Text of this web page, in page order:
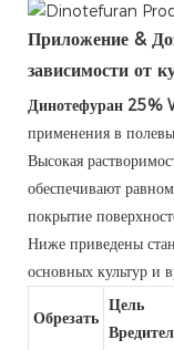
Приложение &
зависимости от
Динотефуран 25%
применения в
Высокая
обеспечивают
покрытие
Ниже приведены
основных культур и
Обрезать
Цель